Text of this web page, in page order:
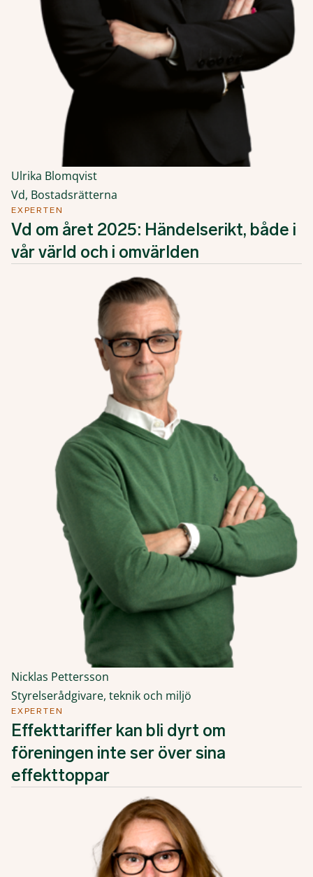
Ulrika Blomqvist
Vd, Bostadsrätterna
EXPERTEN
Vd om året 2025: Händelserikt, både i
vår värld och i omvärlden
Nicklas Pettersson
Styrelserådgivare, teknik och miljö
EXPERTEN
Effekttariffer kan bli dyrt om
föreningen inte ser över sina
effekttoppar